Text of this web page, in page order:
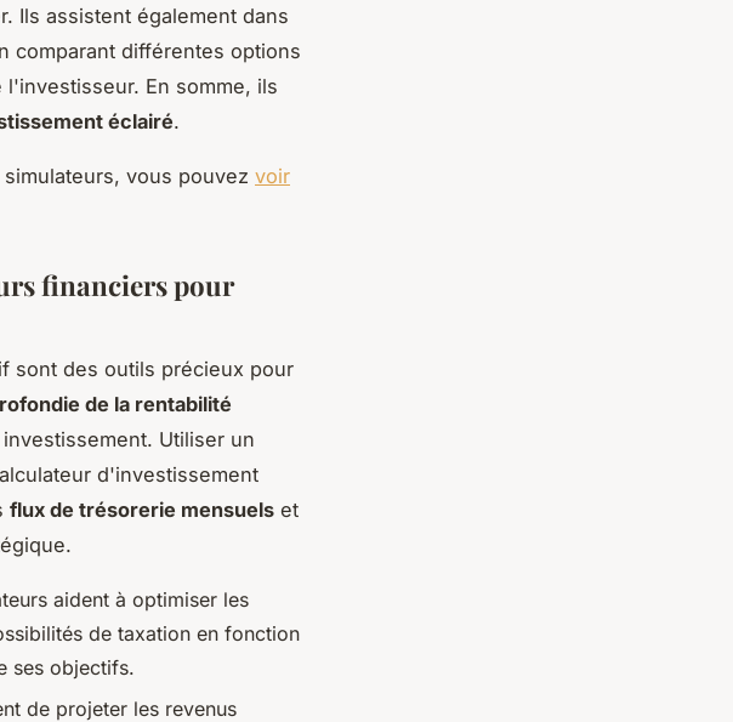
Ils assistent également dans
comparant différentes options
En somme, ils
éclairé.
vous pouvez voir
financiers pour
sont des outils précieux pour
de la rentabilité
Utiliser un
d'investissement
flux de trésorerie mensuels et
aident à optimiser les
de taxation en fonction
ses objectifs.
de projeter les revenus